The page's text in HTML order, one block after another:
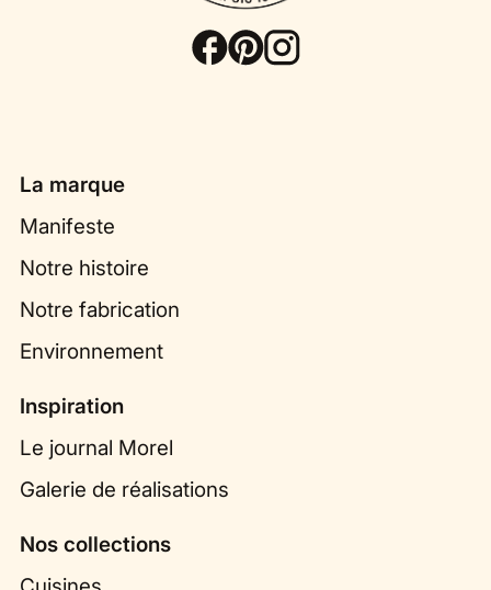
La marque
Manifeste
Notre histoire
Notre fabrication
Environnement
Inspiration
Le journal Morel
Galerie de réalisations
Nos collections